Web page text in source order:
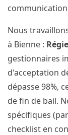
Nous
à Bienne :
gestionnaires
d'acceptation
dépasse 98%,
de fin de bail.
spécifiques
checklist en